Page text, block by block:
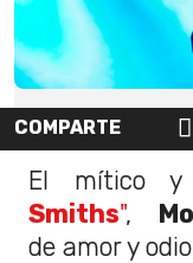
COMPARTE
El mítico
Smiths",
de amor y